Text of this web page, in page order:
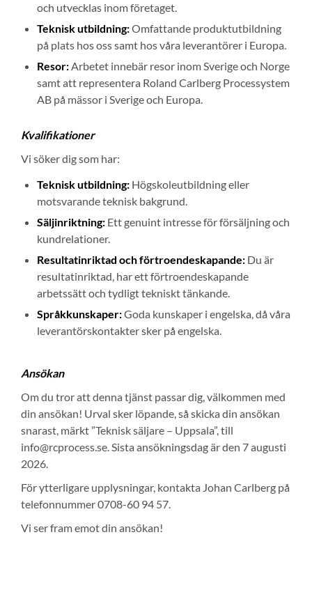
och utvecklas inom företaget.
Teknisk utbildning:Omfattande produktutbildning
på plats hos oss samt hos våra leverantörer i Europa.
Resor:Arbetet innebär resor inom Sverige och Norge
samt att representera Roland Carlberg Processystem
AB på mässor i Sverige och Europa.
Kvalifikationer
Vi söker dig som har:
Teknisk utbildning: Högskoleutbildning eller
motsvarande teknisk bakgrund.
Säljinriktning: Ett genuint intresse för försäljning och
kundrelationer.
Resultatinriktad och förtroendeskapande: Du är
resultatinriktad, har ett förtroendeskapande
arbetssätt och tydligt tekniskt tänkande.
Språkkunskaper:Goda kunskaper i engelska, då våra
leverantörskontakter sker på engelska.
Ansökan
Om du tror att denna tjänst passar dig, välkommen med
din ansökan! Urval sker löpande, så skicka din ansökan
snarast, märkt ”Teknisk säljare – Uppsala”, till
info@rcprocess.se. Sista ansökningsdag är den 7 augusti
2026.
För ytterligare upplysningar, kontakta Johan Carlberg på
telefonnummer 0708-60 94 57.
Vi ser fram emot din ansökan!